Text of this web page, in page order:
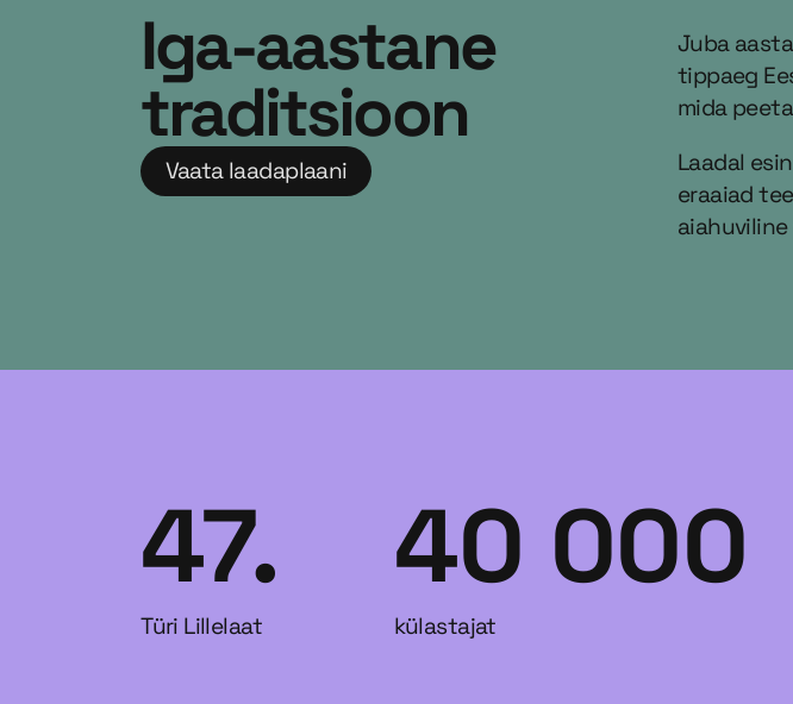
Iga-aastane
traditsioon
Vaata laadaplaani
Juba
tippaeg
mida
Laadal
eraaiad
47.
Türi Lillelaat
40 000
külastajat